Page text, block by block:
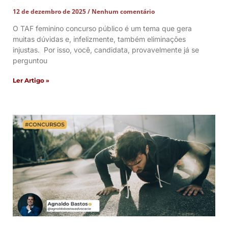
12 de dezembro de 2025
Nenhum comentário
O TAF feminino concurso público é um tema que gera
muitas dúvidas e, infelizmente, também eliminações
injustas. Por isso, você, candidata, provavelmente já se
perguntou
Ler Artigo »